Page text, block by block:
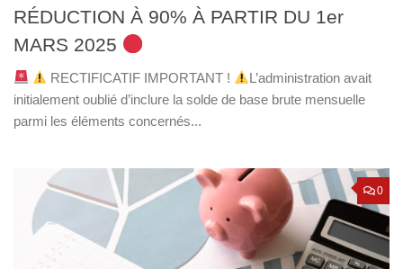
RÉDUCTION À 90% À PARTIR DU 1er
MARS 2025
RECTIFICATIF IMPORTANT !
L’administration avait
initialement oublié d’inclure la solde de base brute mensuelle
parmi les éléments concernés...
0